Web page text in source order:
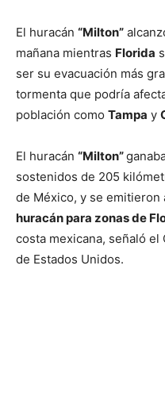
El huracán “Milton”
mañana mientras Florida
ser su evacuación más
tormenta que podría
población como Tampa y
El huracán “Milton”
sostenidos de 205
de México, y se emitieron
huracán para zonas de
costa mexicana, señaló
de Estados Unidos.